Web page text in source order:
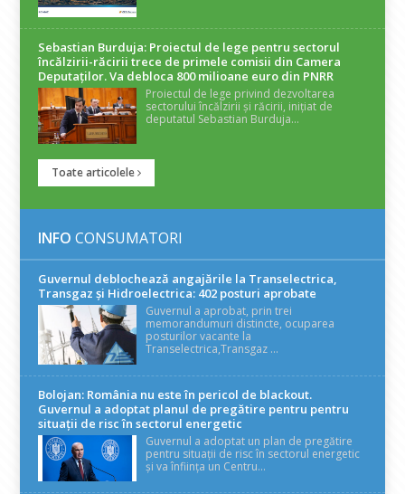
Sebastian Burduja: Proiectul de lege pentru sectorul
încălzirii-răcirii trece de primele comisii din Camera
Deputaților. Va debloca 800 milioane euro din PNRR
Proiectul de lege privind dezvoltarea
sectorului încălzirii și răcirii, inițiat de
deputatul Sebastian Burduja...
Toate articolele
INFO CONSUMATORI
Guvernul deblochează angajările la Transelectrica,
Transgaz și Hidroelectrica: 402 posturi aprobate
Guvernul a aprobat, prin trei
memorandumuri distincte, ocuparea
posturilor vacante la
Transelectrica,Transgaz ...
Bolojan: România nu este în pericol de blackout.
Guvernul a adoptat planul de pregătire pentru pentru
situații de risc în sectorul energetic
Guvernul a adoptat un plan de pregătire
pentru situații de risc în sectorul energetic
și va înființa un Centru...